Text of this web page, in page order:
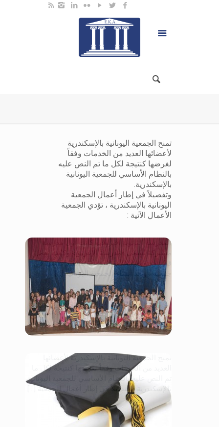
تمنح الجمعية اليونانية بالإسكندرية
لأعضائها العديد من الخدمات وفقاً
لغرضها كنتيجة لكل ما تم النص عليه
بالنظام الأساسي للجمعية اليونانية
بالإسكندرية.
وتفصيلاً في إطار أعمال الجمعية
اليونانية بالإسكندرية ، تؤدي الجمعية
الأعمال الآتية :
المدارس
المدرسة الثانوية أڤيروفيو كانت أول مدرسة
مشتركة تُسمى «مدرسة الإغريق» وكانت تعمل
قبل أن تقوم الجالية اليونانية بتنظيم نفسها في
جمعية ، وبعد إنشاء الجمعية اليونانية [...]
تمنح الجمعية اليونانية بالإسكندرية لأعضائها
العديد من الخدمات وفقاً لغرضها كنتيجة لكل ما
تم النص عليه بالنظام الأساسي للجمعية اليونانية
بالإسكندرية. وتفصيلاً في إطار أعمال الجمعية […]